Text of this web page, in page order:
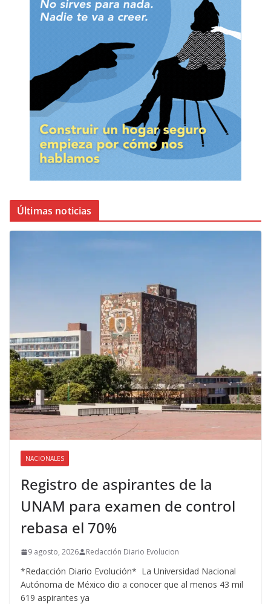
Últimas noticias
NACIONALES
Registro de aspirantes de la
UNAM para examen de control
rebasa el 70%
9 agosto, 2026 Redacción Diario Evolucion
*Redacción Diario Evolución* La Universidad Nacional
Autónoma de México dio a conocer que al menos 43 mil
619 aspirantes ya